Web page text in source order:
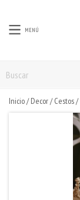
MENÚ
Inicio/ Decor/ Cestos/